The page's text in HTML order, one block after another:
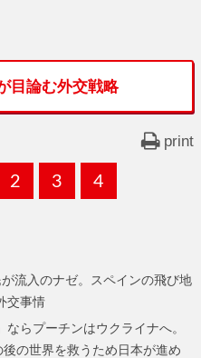
目論む外交戦略
print
,
固
ー
ジ
2 ,
固
ー
ジ
3 ,
固
ー
ジ
4
流入のナゼ。スペインの飛び地
交事情
らプーチンはウクライナへ。
後の世界を救うため日本が進め